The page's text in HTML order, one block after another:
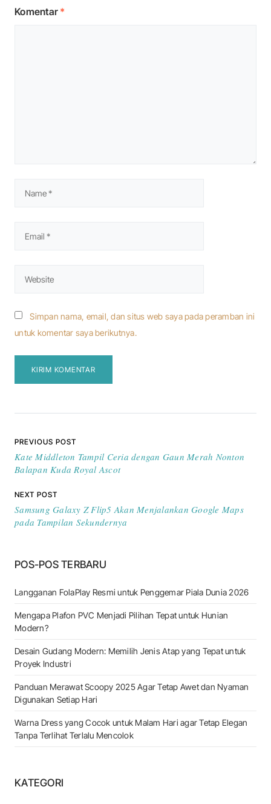
Komentar *
Simpan nama, email, dan situs web saya pada peramban ini
untuk komentar saya berikutnya.
Navigasi pos
PREVIOUS POST
Kate Middleton Tampil Ceria dengan Gaun Merah Nonton
Balapan Kuda Royal Ascot
NEXT POST
Samsung Galaxy Z Flip5 Akan Menjalankan Google Maps
pada Tampilan Sekundernya
POS-POS TERBARU
Langganan FolaPlay Resmi untuk Penggemar Piala Dunia 2026
Mengapa Plafon PVC Menjadi Pilihan Tepat untuk Hunian
Modern?
Desain Gudang Modern: Memilih Jenis Atap yang Tepat untuk
Proyek Industri
Panduan Merawat Scoopy 2025 Agar Tetap Awet dan Nyaman
Digunakan Setiap Hari
Warna Dress yang Cocok untuk Malam Hari agar Tetap Elegan
Tanpa Terlihat Terlalu Mencolok
KATEGORI